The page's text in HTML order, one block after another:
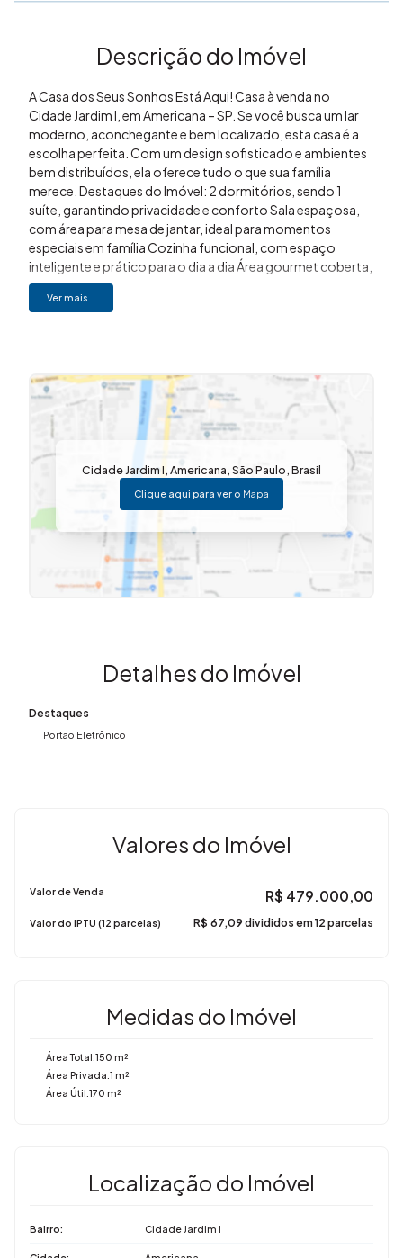
Descrição do Imóvel
A Casa dos Seus Sonhos Está Aqui! Casa à venda no
Cidade Jardim I, em Americana – SP. Se você busca um lar
moderno, aconchegante e bem localizado, esta casa é a
escolha perfeita. Com um design sofisticado e ambientes
bem distribuídos, ela oferece tudo o que sua família
merece. Destaques do Imóvel: 2 dormitórios, sendo 1
suíte, garantindo privacidade e conforto Sala espaçosa,
com área para mesa de jantar, ideal para momentos
especiais em família Cozinha funcional, com espaço
inteligente e prático para o dia a dia Área gourmet coberta,
com churrasqueira, perfeita para receber amigos e
familiares 2 banheiros, bem planejados e com
de Queiroz 10 minutos do Centro de Americana Próxima a
mercados, escolas e farmácias Bairro tranquilo e
silencioso, perfeito para quem busca sossego e qualidade
de vida Muito mais que vender imoveis, vendemos sonhos!
Gostou? Entre em contato. (19) 3648-8494 Imovibe
Imóveis A imobiliária que causa magia em VOCÊ!
Ver mais...
Cidade Jardim I,Americana,São Paulo,Brasil
Clique aqui para ver o Mapa
Detalhes do Imóvel
Destaques
Portão Eletrônico
Valores do Imóvel
R$ 479.000,00
Valor de Venda
Valor do IPTU (12 parcelas) R$ 67,09 divididos em 12 parcelas
Medidas do Imóvel
Área Total:150 m²
Área Privada:1 m²
Área Útil:170 m²
Localização do Imóvel
Bairro: Cidade Jardim I